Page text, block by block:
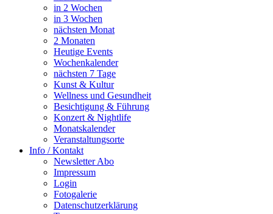
in 2 Wochen
in 3 Wochen
nächsten Monat
2 Monaten
Heutige Events
Wochenkalender
nächsten 7 Tage
Kunst & Kultur
Wellness und Gesundheit
Besichtigung & Führung
Konzert & Nightlife
Monatskalender
Veranstaltungsorte
Info / Kontakt
Newsletter Abo
Impressum
Login
Fotogalerie
Datenschutzerklärung